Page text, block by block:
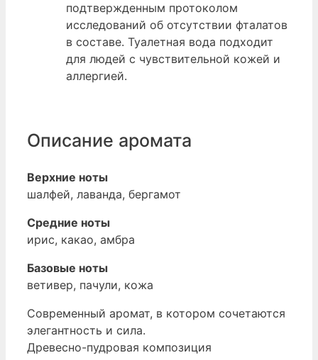
подтвержденным протоколом
исследований об отсутствии фталатов
в составе. Туалетная вода подходит
для людей с чувствительной кожей и
аллергией.
Описание аромата
Верхние ноты
шалфей, лаванда, бергамот
Средние ноты
ирис, какао, амбра
Базовые ноты
ветивер, пачули, кожа
Современный аромат, в котором сочетаются
элегантность и сила.
Древесно-пудровая композиция